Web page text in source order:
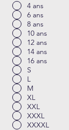
4 ans
6 ans
8 ans
10 ans
12 ans
14 ans
16 ans
S
L
M
XL
XXL
XXXL
XXXXL